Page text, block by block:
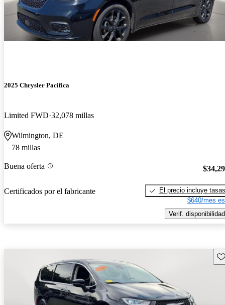
2025 Chrysler Pacifica
Limited FWD 32,078 millas
Wilmington, DE
78 millas
Buena oferta
Certificados por el fabricante
El precio incluye tasas
$640/mes
Verif. disponibilidad